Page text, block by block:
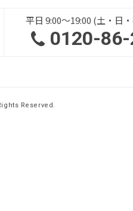
平日 9:00～19:00 (土・日
0120-
Reserved.